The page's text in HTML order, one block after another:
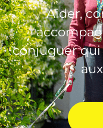
Aider,
conjuguer